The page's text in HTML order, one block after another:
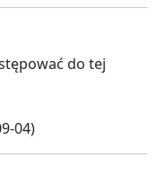
do tej
04)